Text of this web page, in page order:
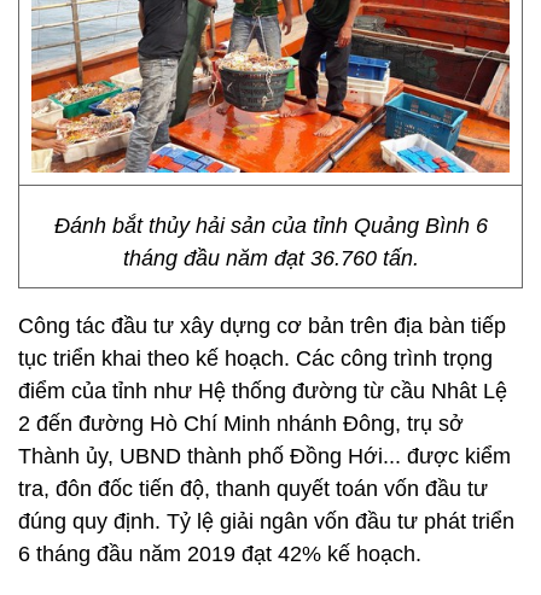
Đánh bắt thủy hải sản của tỉnh Quảng Bình 6
tháng đầu năm đạt 36.760 tấn.
Công tác đầu tư xây dựng cơ bản trên địa bàn tiếp
tục triển khai theo kế hoạch. Các công trình trọng
điểm của tỉnh như Hệ thống đường từ cầu Nhât Lệ
2 đến đường Hò Chí Minh nhánh Đông, trụ sở
Thành ủy, UBND thành phố Đồng Hới... được kiểm
tra, đôn đốc tiến độ, thanh quyết toán vốn đầu tư
đúng quy định. Tỷ lệ giải ngân vốn đầu tư phát triển
6 tháng đầu năm 2019 đạt 42% kế hoạch.